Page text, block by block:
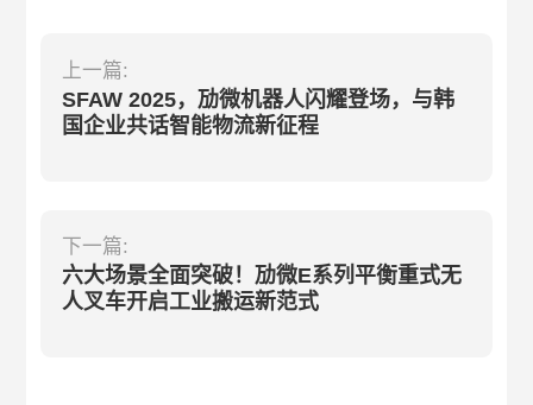
上一篇:
SFAW 2025，劢微机器人闪耀登场，与韩
国企业共话智能物流新征程
下一篇:
六大场景全面突破！劢微E系列平衡重式无
人叉车开启工业搬运新范式